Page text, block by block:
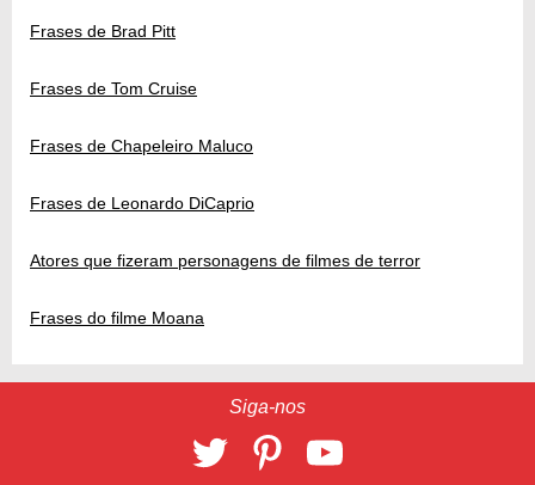
Frases de Brad Pitt
Frases de Tom Cruise
Frases de Chapeleiro Maluco
Frases de Leonardo DiCaprio
Atores que fizeram personagens de filmes de terror
Frases do filme Moana
Siga-nos